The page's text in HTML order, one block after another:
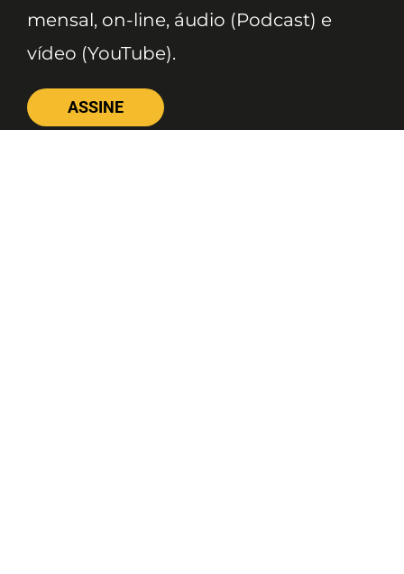
mensal, on-line, áudio (Podcast) e
vídeo (YouTube).
ASSINE